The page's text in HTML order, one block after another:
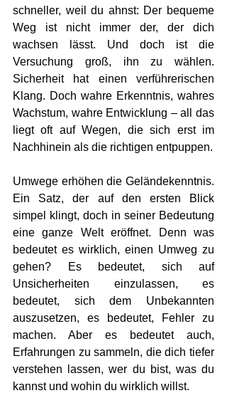
schneller, weil du ahnst: Der bequeme
Weg ist nicht immer der, der dich
wachsen lässt. Und doch ist die
Versuchung groß, ihn zu wählen.
Sicherheit hat einen verführerischen
Klang. Doch wahre Erkenntnis, wahres
Wachstum, wahre Entwicklung – all das
liegt oft auf Wegen, die sich erst im
Nachhinein als die richtigen entpuppen.
Umwege erhöhen die Geländekenntnis.
Ein Satz, der auf den ersten Blick
simpel klingt, doch in seiner Bedeutung
eine ganze Welt eröffnet. Denn was
bedeutet es wirklich, einen Umweg zu
gehen? Es bedeutet, sich auf
Unsicherheiten einzulassen, es
bedeutet, sich dem Unbekannten
auszusetzen, es bedeutet, Fehler zu
machen. Aber es bedeutet auch,
Erfahrungen zu sammeln, die dich tiefer
verstehen lassen, wer du bist, was du
kannst und wohin du wirklich willst.